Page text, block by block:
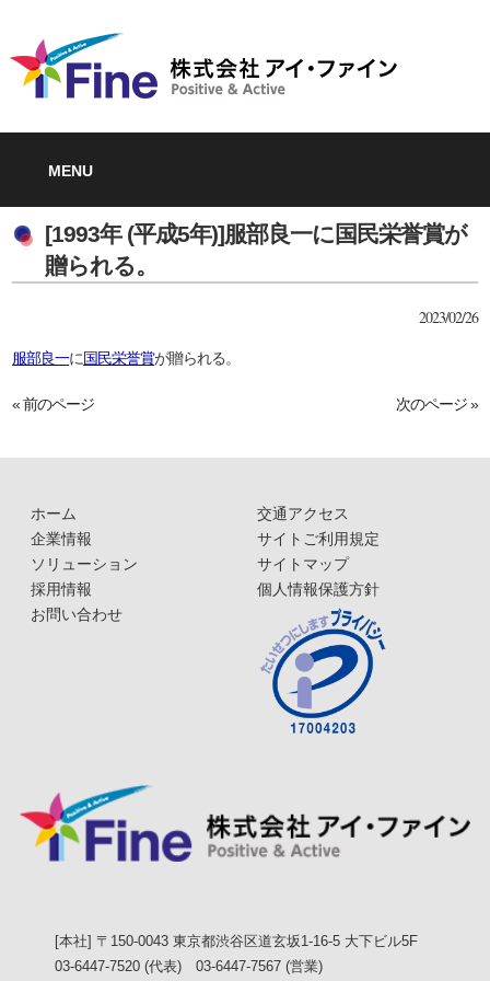
MENU
[1993年 (平成5年)]服部良一に国民栄誉賞が
贈られる。
2023/02/26
服部良一に国民栄誉賞が贈られる。
« 前のページ 次のページ »
ホーム
企業情報
ソリューション
採用情報
お問い合わせ
交通アクセス
サイトご利用規定
サイトマップ
個人情報保護方針
[本社] 〒150-0043 東京都渋谷区道玄坂1-16-5 大下ビル5F
03-6447-7520 (代表) 03-6447-7567 (営業)